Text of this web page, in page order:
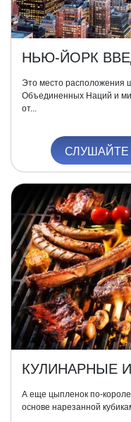
НЬЮ-ЙОРК
Это место расположения
Объединенных Наций и
от...
СЛУШАЙТЕ
КУЛИНАРНЫЕ
А еще цыпленок по-
основе нарезанной